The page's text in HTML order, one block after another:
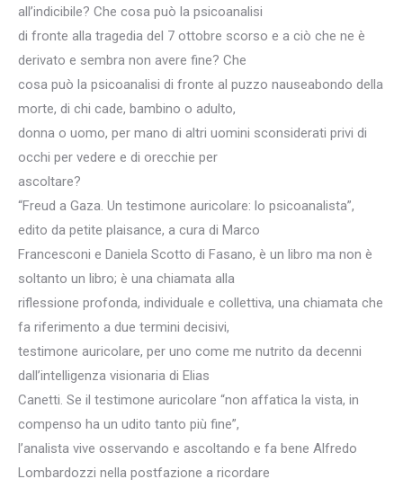
all’indicibile? Che cosa può la psicoanalisi
di fronte alla tragedia del 7 ottobre scorso e a ciò che ne è
derivato e sembra non avere fine? Che
cosa può la psicoanalisi di fronte al puzzo nauseabondo della
morte, di chi cade, bambino o adulto,
donna o uomo, per mano di altri uomini sconsiderati privi di
occhi per vedere e di orecchie per
ascoltare?
“Freud a Gaza. Un testimone auricolare: lo psicoanalista”,
edito da petite plaisance, a cura di Marco
Francesconi e Daniela Scotto di Fasano, è un libro ma non è
soltanto un libro; è una chiamata alla
riflessione profonda, individuale e collettiva, una chiamata che
fa riferimento a due termini decisivi,
testimone auricolare, per uno come me nutrito da decenni
dall’intelligenza visionaria di Elias
Canetti. Se il testimone auricolare “non affatica la vista, in
compenso ha un udito tanto più fine”,
l’analista vive osservando e ascoltando e fa bene Alfredo
Lombardozzi nella postfazione a ricordare